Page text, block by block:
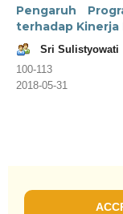
Pengaruh
terhadap Kinerja
Sri Sulistyowati
100-113
2018-05-31